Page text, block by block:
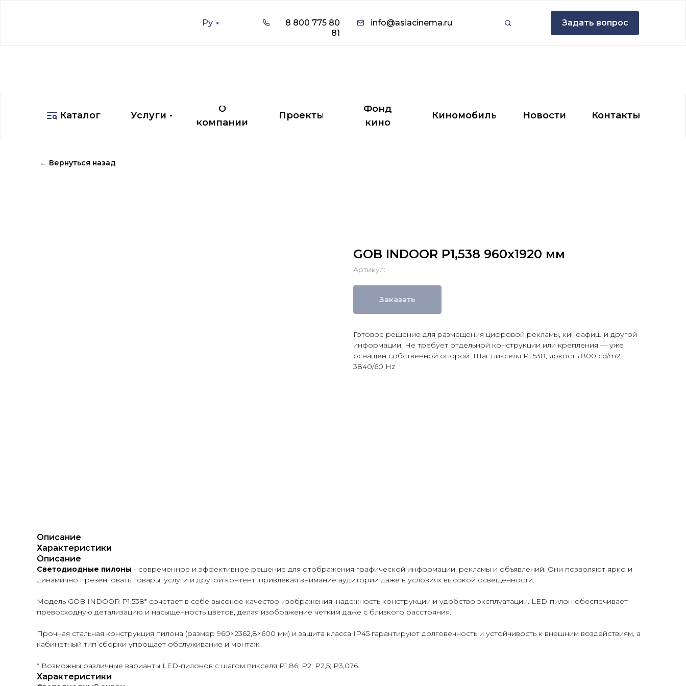
Ру
8 800 775 80
81
info@asiacinema.ru Задать вопрос
Задать вопрос
info@asiacinema.ru
8 800 775 80
81
Ру
Новости
Киномобиль
Фонд
кино
Проекты
О
компании
Услуги
Каталог Контакты
← Вернуться назад
GOB INDOOR P1,538 960x1920 мм
Артикул:
Заказать
Готовое решение для размещения цифровой рекламы, киноафиш и другой
информации. Не требует отдельной конструкции или крепления — уже
оснащён собственной опорой. Шаг пикселя P1,538, яркость 800 cd/m2,
3840/60 Hz
Описание
Характеристики
Описание
Светодиодные пилоны - современное и эффективное решение для отображения графической информации, рекламы и объявлений. Они позволяют ярко и
динамично презентовать товары, услуги и другой контент, привлекая внимание аудитории даже в условиях высокой освещенности.
Модель GOB INDOOR P1.538* сочетает в себе высокое качество изображения, надежность конструкции и удобство эксплуатации. LED-пилон обеспечивает
превосходную детализацию и насыщенность цветов, делая изображение четким даже с близкого расстояния.
Прочная стальная конструкция пилона (размер 960×2362,8×600 мм) и защита класса IP45 гарантируют долговечность и устойчивость к внешним воздействиям, а
кабинетный тип сборки упрощает обслуживание и монтаж.
* Возможны различные варианты LED-пилонов с шагом пикселя P1,86; P2; P2,5; P3,076.
Характеристики